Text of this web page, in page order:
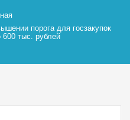
порога для госзакупок
тыс. рублей